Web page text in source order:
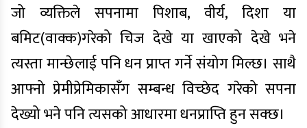
जो व्यक्तिले सपनामा पिशाब, वीर्य, दिशा या
बमिट(वाक्क)गरेको चिज देखे या खाएको देखे भने
त्यस्ता मान्छेलाई पनि धन प्राप्त गर्ने संयोग मिल्छ। साथै
आफ्नो प्रेमीप्रेमिकासँग सम्बन्ध विच्छेद गरेको सपना
देख्यो भने पनि त्यसको आधारमा धनप्राप्ति हुन सक्छ।